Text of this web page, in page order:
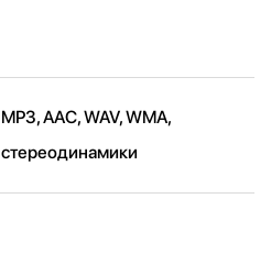
MP3, AAC, WAV, WMA,
стереодинамики